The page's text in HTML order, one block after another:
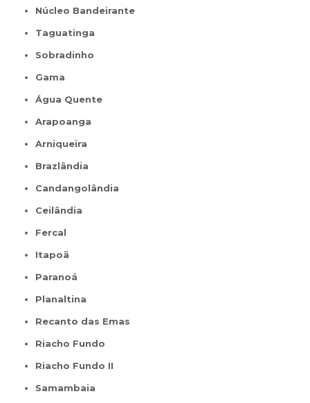
Núcleo Bandeirante
Taguatinga
Sobradinho
Gama
Água Quente
Arapoanga
Arniqueira
Brazlândia
Candangolândia
Ceilândia
Fercal
Itapoã
Paranoá
Planaltina
Recanto das Emas
Riacho Fundo
Riacho Fundo II
Samambaia